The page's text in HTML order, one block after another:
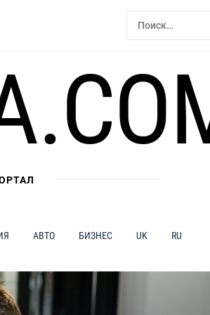
Найти:
АВТО БИЗНЕС UK RU